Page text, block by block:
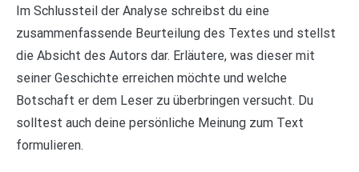
Im Schlussteil der Analyse schreibst du eine
zusammenfassende Beurteilung des Textes und stellst
die Absicht des Autors dar. Erläutere, was dieser mit
seiner Geschichte erreichen möchte und welche
Botschaft er dem Leser zu überbringen versucht. Du
solltest auch deine persönliche Meinung zum Text
formulieren.